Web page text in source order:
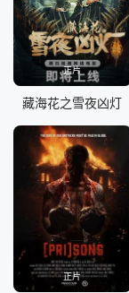
正片
藏海花之雪夜凶灯
正片